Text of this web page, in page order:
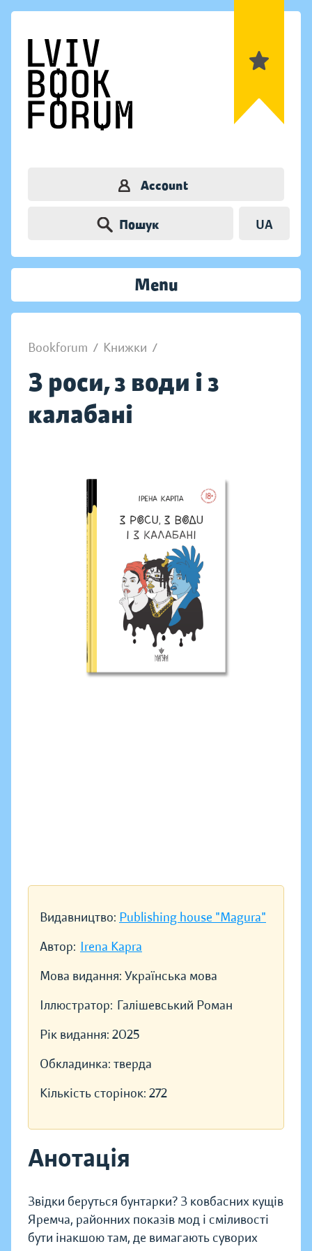
Account
Пошук UA
Menu
Bookforum / Книжки /
З роси, з води і з
калабані
Видавництво: Publishing house "Magura"
Автор: Irena Kapra
Мова видання: Українська мова
Іллюстратор: Галішевський Роман
Рік видання: 2025
Обкладинка: тверда
Кількість сторінок: 272
Анотація
Звідки беруться бунтарки? З ковбасних кущів
Яремча, районних показів мод і сміливості
бути інакшою там, де вимагають суворих